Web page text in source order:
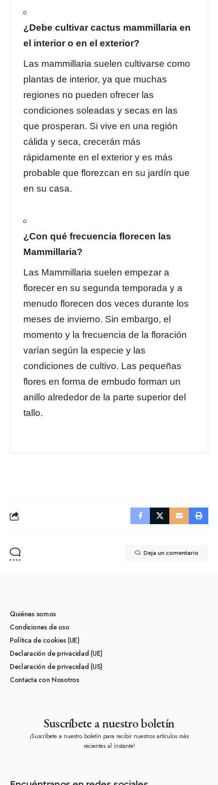
¿Debe cultivar cactus mammillaria en
el interior o en el exterior?
Las mammillaria suelen cultivarse como
plantas de interior, ya que muchas
regiones no pueden ofrecer las
condiciones soleadas y secas en las
que prosperan. Si vive en una región
cálida y seca, crecerán más
rápidamente en el exterior y es más
probable que florezcan en su jardín que
en su casa.
¿Con qué frecuencia florecen las
Mammillaria?
Las Mammillaria suelen empezar a
florecer en su segunda temporada y a
menudo florecen dos veces durante los
meses de invierno. Sin embargo, el
momento y la frecuencia de la floración
varían según la especie y las
condiciones de cultivo. Las pequeñas
flores en forma de embudo forman un
anillo alrededor de la parte superior del
tallo.
Deja un comentario
Quiénes somos
Condiciones de uso
Política de cookies (UE)
Declaración de privacidad (UE)
Declaración de privacidad (US)
Contacta con Nosotros
Suscríbete a nuestro boletín
¡Suscríbete a nuestro boletín para recibir nuestros artículos más
recientes al instante!